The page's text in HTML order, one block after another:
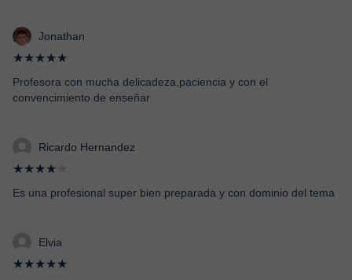
Jonathan
★★★★★
Profesora con mucha delicadeza,paciencia y con el
convencimiento de enseñar
Ricardo Hernandez
★★★★
Es una profesional super bien preparada y con dominio del tema
Elvia
★★★★★